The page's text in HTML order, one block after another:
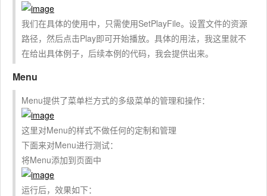
我们在具体的使用中，只需使用SetPlayFile。设置文件的资源
路径，然后点击Play即可开始播放。具体的用法，我这里就不
在给出具体例子，后续本例的代码，我会提供出来。
Menu
Menu提供了菜单栏方式的多级菜单的管理和操作：
这里对Menu的样式不做任何的定制和管理
下面来对Menu进行测试：
将Menu添加到页面中
运行后，效果如下：